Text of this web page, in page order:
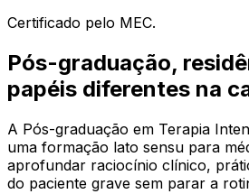
Certificado pelo MEC.
Pós-graduação,
papéis diferentes na
A Pós-graduação em Terapia
uma formação lato sensu para
aprofundar raciocínio clínico,
do paciente grave sem parar a